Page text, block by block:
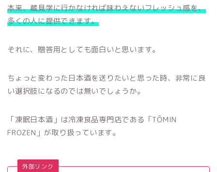
本来、蔵見学に行かなければ味わえないフレッシュ感を、
多くの人に提供できます。
それに、贈答用としても面白いと思います。
ちょっと変わった日本酒を送りたいと思った時、非常に良
い選択肢になるのでは無いでしょうか。
「凍眠日本酒」は冷凍食品専門店である「TŌMIN
FROZEN」が取り扱っています。
外部リンク